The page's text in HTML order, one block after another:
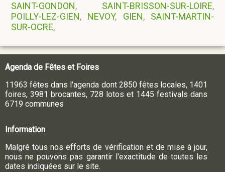
SAINT-GONDON, SAINT-BRISSON-SUR-LOIRE,
POILLY-LEZ-GIEN, NEVOY, GIEN, SAINT-MARTIN-
SUR-OCRE,
Agenda de Fêtes et Foires
11963 fêtes dans l'agenda dont 2850 fêtes locales, 1401
foires, 3981 brocantes, 728 lotos et 1445 festivals dans
6719 communes
Information
Malgré tous nos efforts de vérification et de mise à jour,
nous ne pouvons pas garantir l'exactitude de toutes les
dates indiquées sur le site.